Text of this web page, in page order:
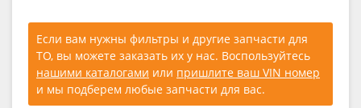
Если вам нужны фильтры и другие запчасти для
ТО, вы можете заказать их у нас. Воспользуйтесь
нашими каталогами или пришлите ваш VIN номер
и мы подберем любые запчасти для вас.